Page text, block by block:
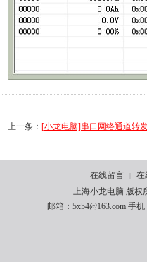
上一条： [小龙电脑]串口网络通道转
在线留言
在
上海小龙电脑 版权
邮箱：5x54@163.com 手